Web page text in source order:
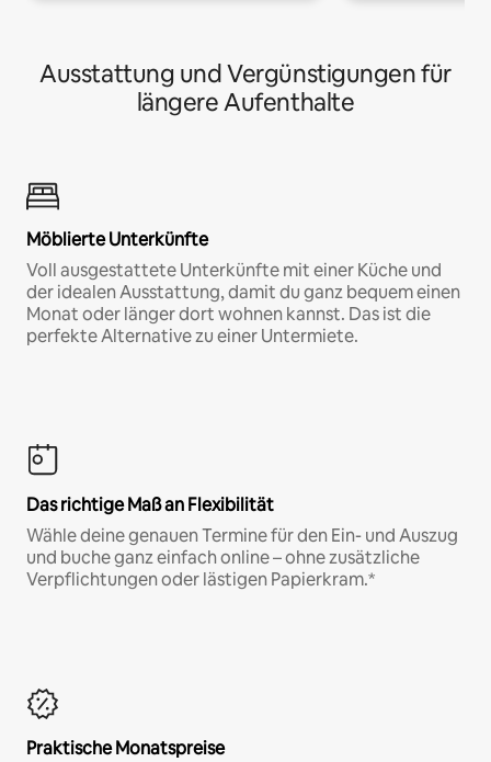
Ausstattung und Vergünstigungen für
längere Aufenthalte
Möblierte Unterkünfte
Voll ausgestattete Unterkünfte mit einer Küche und
der idealen Ausstattung, damit du ganz bequem einen
Monat oder länger dort wohnen kannst. Das ist die
perfekte Alternative zu einer Untermiete.
Das richtige Maß an Flexibilität
Wähle deine genauen Termine für den Ein- und Auszug
und buche ganz einfach online – ohne zusätzliche
Verpflichtungen oder lästigen Papierkram.*
Praktische Monatspreise